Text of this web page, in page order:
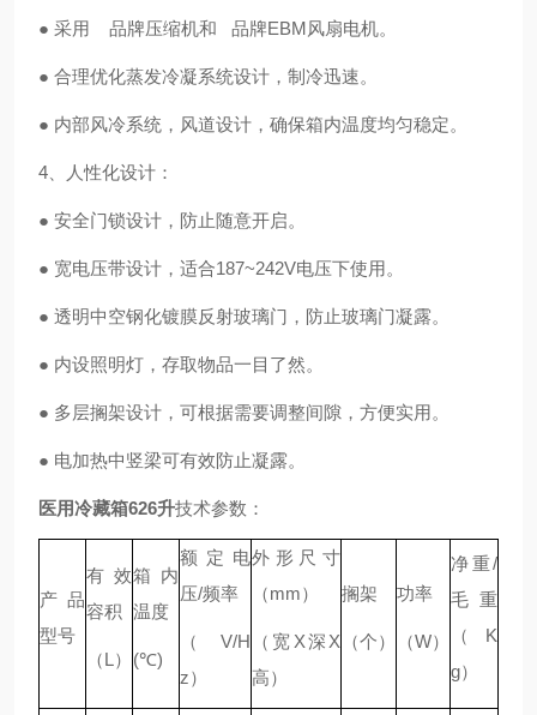
● 采用 品牌压缩机和 品牌EBM风扇电机。
● 合理优化蒸发冷凝系统设计，制冷迅速。
● 内部风冷系统，风道设计，确保箱内温度均匀稳定。
4、人性化设计：
● 安全门锁设计，防止随意开启。
● 宽电压带设计，适合187~242V电压下使用。
● 透明中空钢化镀膜反射玻璃门，防止玻璃门凝露。
● 内设照明灯，存取物品一目了然。
● 多层搁架设计，可根据需要调整间隙，方便实用。
● 电加热中竖梁可有效防止凝露。
医用冷藏箱626升技术参数：
产品
型号
有效
容积
（L）
箱内
温度
(℃)
额定电
压/频率
（V/H
z）
外形尺寸
（mm）
（宽X深X
高）
搁架
（个）
功率
（W）
净重/
毛重
（K
g）